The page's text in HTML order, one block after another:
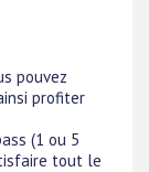
pouvez
profiter
(1 ou 5
tout le